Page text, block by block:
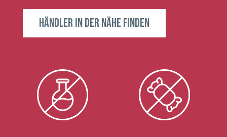
Händler in der Nähe finden